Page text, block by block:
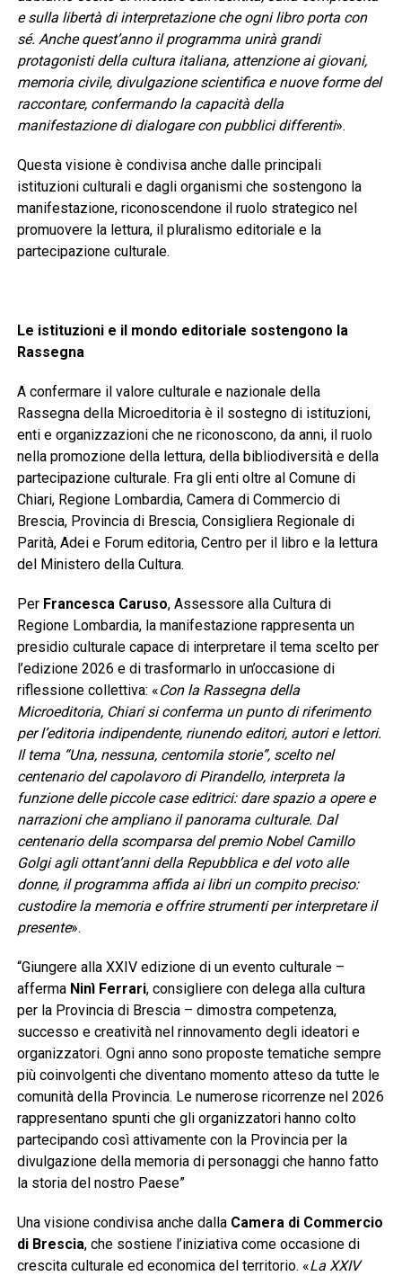
e sulla libertà di interpretazione che ogni libro porta con
sé. Anche quest’anno il programma unirà grandi
protagonisti della cultura italiana, attenzione ai giovani,
memoria civile, divulgazione scientifica e nuove forme del
raccontare, confermando la capacità della
manifestazione di dialogare con pubblici differenti».
Questa visione è condivisa anche dalle principali
istituzioni culturali e dagli organismi che sostengono la
manifestazione, riconoscendone il ruolo strategico nel
promuovere la lettura, il pluralismo editoriale e la
partecipazione culturale.
Le istituzioni e il mondo editoriale sostengono la
Rassegna
A confermare il valore culturale e nazionale della
Rassegna della Microeditoria è il sostegno di istituzioni,
enti e organizzazioni che ne riconoscono, da anni, il ruolo
nella promozione della lettura, della bibliodiversità e della
partecipazione culturale. Fra gli enti oltre al Comune di
Chiari, Regione Lombardia, Camera di Commercio di
Brescia, Provincia di Brescia, Consigliera Regionale di
Parità, Adei e Forum editoria, Centro per il libro e la lettura
del Ministero della Cultura.
Per Francesca Caruso, Assessore alla Cultura di
Regione Lombardia, la manifestazione rappresenta un
presidio culturale capace di interpretare il tema scelto per
l’edizione 2026 e di trasformarlo in un’occasione di
riflessione collettiva: «Con la Rassegna della
Microeditoria, Chiari si conferma un punto di riferimento
per l’editoria indipendente, riunendo editori, autori e lettori.
Il tema “Una, nessuna, centomila storie”, scelto nel
centenario del capolavoro di Pirandello, interpreta la
funzione delle piccole case editrici: dare spazio a opere e
narrazioni che ampliano il panorama culturale. Dal
centenario della scomparsa del premio Nobel Camillo
Golgi agli ottant’anni della Repubblica e del voto alle
donne, il programma affida ai libri un compito preciso:
custodire la memoria e offrire strumenti per interpretare il
presente».
“Giungere alla XXIV edizione di un evento culturale –
afferma Ninì Ferrari, consigliere con delega alla cultura
per la Provincia di Brescia – dimostra competenza,
successo e creatività nel rinnovamento degli ideatori e
organizzatori. Ogni anno sono proposte tematiche sempre
più coinvolgenti che diventano momento atteso da tutte le
comunità della Provincia. Le numerose ricorrenze nel 2026
rappresentano spunti che gli organizzatori hanno colto
partecipando così attivamente con la Provincia per la
divulgazione della memoria di personaggi che hanno fatto
la storia del nostro Paese”
Una visione condivisa anche dalla Camera di Commercio
di Brescia, che sostiene l’iniziativa come occasione di
crescita culturale ed economica del territorio. «La XXIV